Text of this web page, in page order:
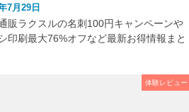
7月29日
販ラクスルの名刺100円キャンペーンや
印刷最大76%オフなど最新お得情報まと
体験レビュー